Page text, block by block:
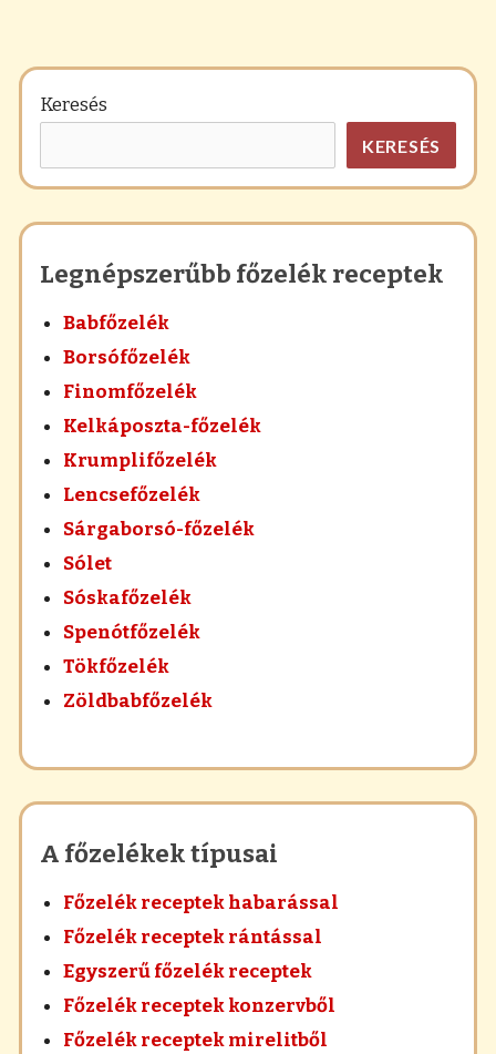
Keresés
KERESÉS
Legnépszerűbb főzelék receptek
Babfőzelék
Borsófőzelék
Finomfőzelék
Kelkáposzta-főzelék
Krumplifőzelék
Lencsefőzelék
Sárgaborsó-főzelék
Sólet
Sóskafőzelék
Spenótfőzelék
Tökfőzelék
Zöldbabfőzelék
A főzelékek típusai
Főzelék receptek habarással
Főzelék receptek rántással
Egyszerű főzelék receptek
Főzelék receptek konzervből
Főzelék receptek mirelitből